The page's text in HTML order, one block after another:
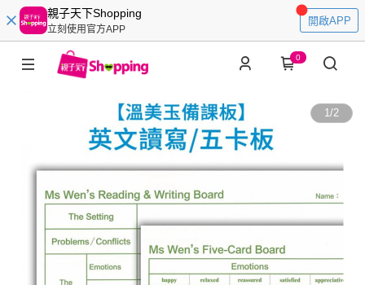
親子天下Shopping
立刻使用官方APP
開啟APP
0
1/2